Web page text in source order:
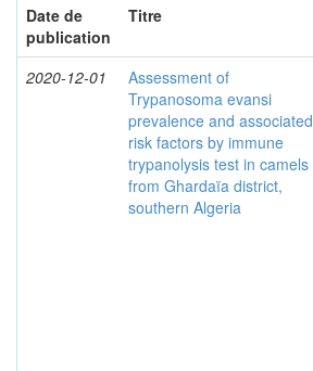
Date de
publication
Titre
2020-12-01
Assessment of
Trypanosoma evansi
prevalence and associated
risk factors by immune
trypanolysis test in camels
from Ghardaïa district,
southern Algeria